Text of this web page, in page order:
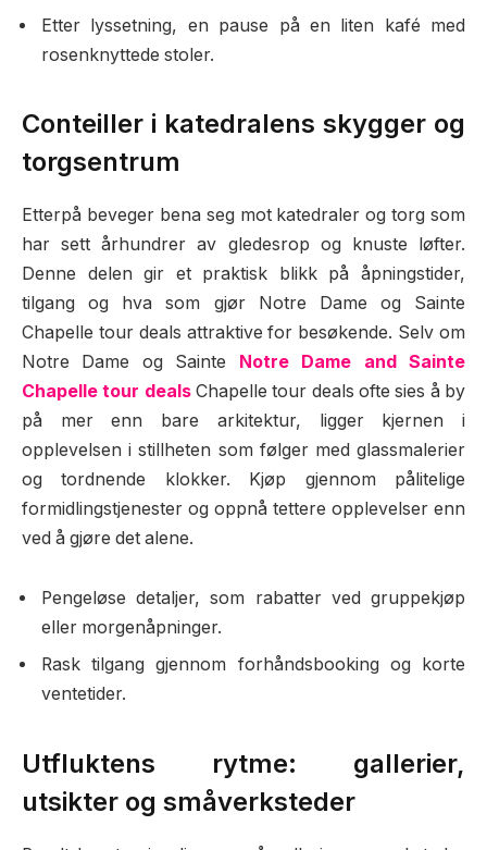
Etter lyssetning, en pause på en liten kafé med
rosenknyttede stoler.
Conteiller i katedralens skygger og
torgsentrum
Etterpå beveger bena seg mot katedraler og torg som
har sett århundrer av gledesrop og knuste løfter.
Denne delen gir et praktisk blikk på åpningstider,
tilgang og hva som gjør Notre Dame og Sainte
Chapelle tour deals attraktive for besøkende. Selv om
Notre Dame og Sainte Notre Dame and Sainte
Chapelle tour dealsChapelle tour deals ofte sies å by
på mer enn bare arkitektur, ligger kjernen i
opplevelsen i stillheten som følger med glassmalerier
og tordnende klokker. Kjøp gjennom pålitelige
formidlingstjenester og oppnå tettere opplevelser enn
ved å gjøre det alene.
Pengeløse detaljer, som rabatter ved gruppekjøp
eller morgenåpninger.
Rask tilgang gjennom forhåndsbooking og korte
ventetider.
Utfluktens rytme: gallerier,
utsikter og småverksteder